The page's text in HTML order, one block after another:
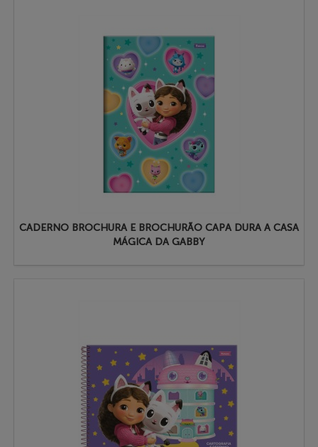
CADERNO BROCHURA E BROCHURÃO CAPA DURA A CASA
MÁGICA DA GABBY